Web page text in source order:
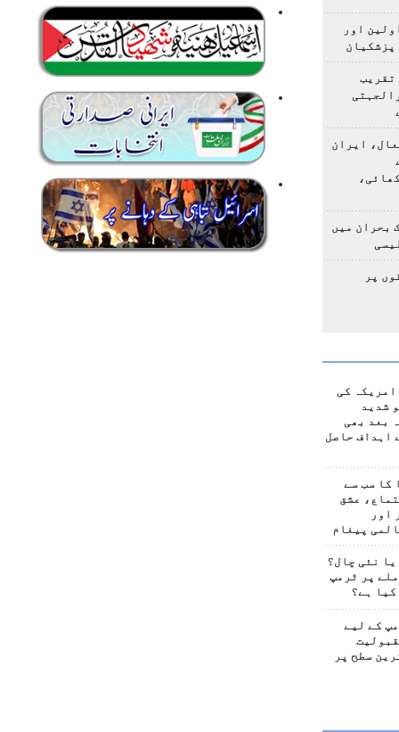
اور
پزشکیان
تقریب
ایران
بحران میں
پر
امریکہ کی
شدید
بعد بھی
اہداف حاصل
کا سب سے
عشق
اور
پیغام
نئی چال؟
پر ٹرمپ
کیا ہے؟
کے لیے
سطح پر